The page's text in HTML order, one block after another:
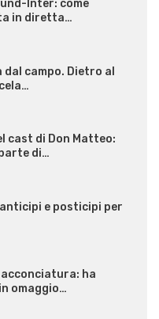
Inter: come
in diretta…
campo. Dietro al
cast di Don Matteo:
di…
e posticipi per
ha
omaggio…